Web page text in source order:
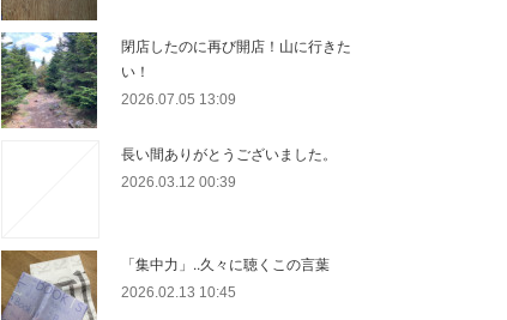
閉店したのに再び開店！山に行きた
い！
2026.07.05 13:09
長い間ありがとうございました。
2026.03.12 00:39
「集中力」..久々に聴くこの言葉
2026.02.13 10:45